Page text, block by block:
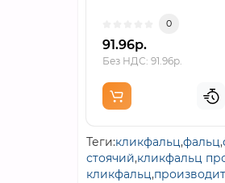
0
91.96р.
Без НДС: 91.96р.
Теги:кликфальц,фальц,
стоячий,кликфальц
кликфальц,